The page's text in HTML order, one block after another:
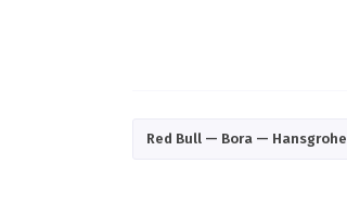
Red Bull — Bora — Hansgrohe